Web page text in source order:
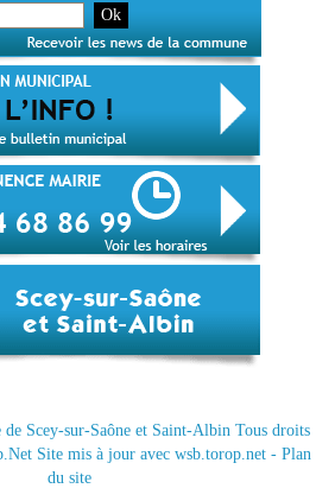
Scey-sur-Saône et Saint-AlbinTous droits
Site mis à jour avec wsb.torop.net - Plan
du site